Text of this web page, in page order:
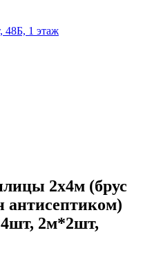
48Б, 1 этаж
2х4м (брус
антисептиком)
2м*2шт,